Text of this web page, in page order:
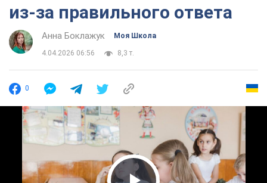
из-за правильного ответа
Анна Боклажук Моя Школа
4.04.2026 06:56 8,3 т.
0